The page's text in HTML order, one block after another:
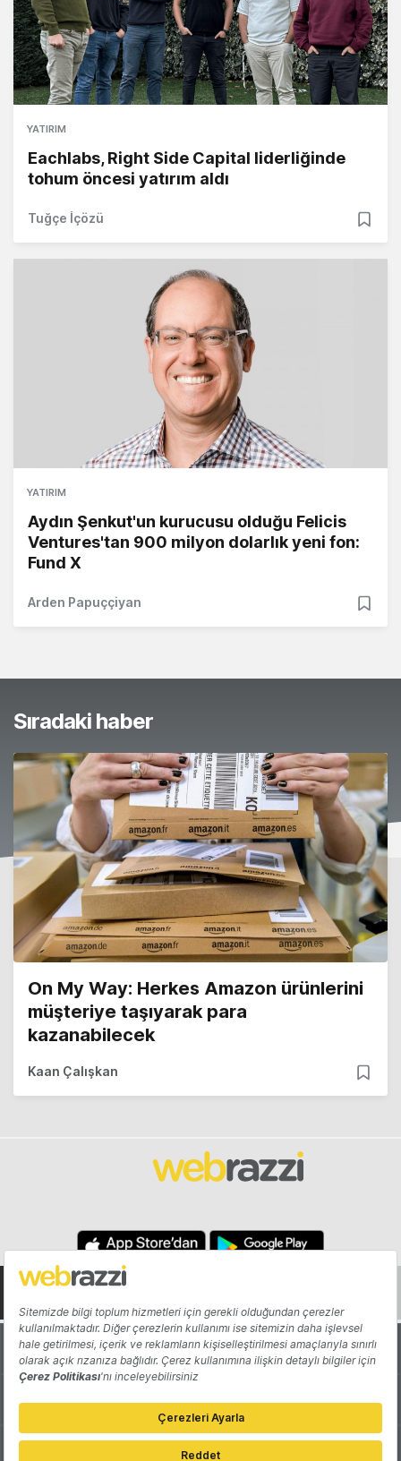
YATIRIM
Eachlabs, Right Side Capital liderliğinde
tohum öncesi yatırım aldı
Tuğçe İçözü
YATIRIM
Aydın Şenkut'un kurucusu olduğu Felicis
Ventures'tan 900 milyon dolarlık yeni fon:
Fund X
Arden Papuççiyan
Sıradaki haber
On My Way: Herkes Amazon ürünlerini
müşteriye taşıyarak para
kazanabilecek
Kaan Çalışkan
Hakkında Yazarlar
Katkıda Bulun Reklam